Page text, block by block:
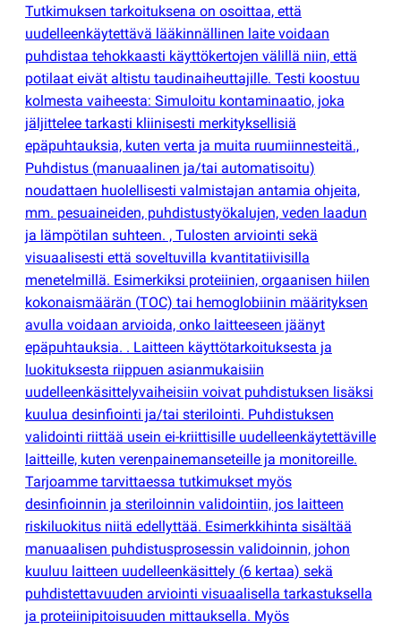
Tutkimuksen tarkoituksena on osoittaa, että
uudelleenkäytettävä lääkinnällinen laite voidaan
puhdistaa tehokkaasti käyttökertojen välillä niin, että
potilaat eivät altistu taudinaiheuttajille. Testi koostuu
kolmesta vaiheesta: Simuloitu kontaminaatio, joka
jäljittelee tarkasti kliinisesti merkityksellisiä
epäpuhtauksia, kuten verta ja muita ruumiinnesteitä.,
Puhdistus (manuaalinen ja/tai automatisoitu)
noudattaen huolellisesti valmistajan antamia ohjeita,
mm. pesuaineiden, puhdistustyökalujen, veden laadun
ja lämpötilan suhteen. , Tulosten arviointi sekä
visuaalisesti että soveltuvilla kvantitatiivisilla
menetelmillä. Esimerkiksi proteiinien, orgaanisen hiilen
kokonaismäärän (TOC) tai hemoglobiinin määrityksen
avulla voidaan arvioida, onko laitteeseen jäänyt
epäpuhtauksia. . Laitteen käyttötarkoituksesta ja
luokituksesta riippuen asianmukaisiin
uudelleenkäsittelyvaiheisiin voivat puhdistuksen lisäksi
kuulua desinfiointi ja/tai sterilointi. Puhdistuksen
validointi riittää usein ei-kriittisille uudelleenkäytettäville
laitteille, kuten verenpainemanseteille ja monitoreille.
Tarjoamme tarvittaessa tutkimukset myös
desinfioinnin ja steriloinnin validointiin, jos laitteen
riskiluokitus niitä edellyttää. Esimerkkihinta sisältää
manuaalisen puhdistusprosessin validoinnin, johon
kuuluu laitteen uudelleenkäsittely (6 kertaa) sekä
puhdistettavuuden arviointi visuaalisella tarkastuksella
ja proteiinipitoisuuden mittauksella. Myös